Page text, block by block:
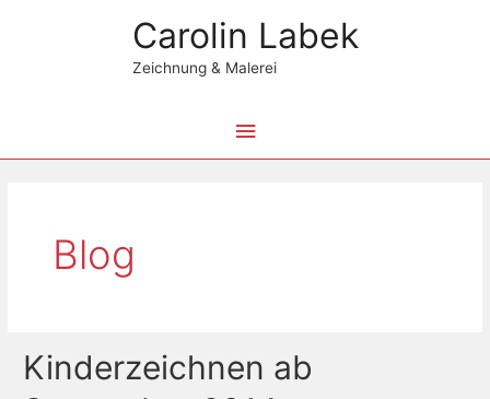
Carolin Labek
Zeichnung & Malerei
Hauptmenü
Blog
Kinderzeichnen ab
Kinderzeichnen